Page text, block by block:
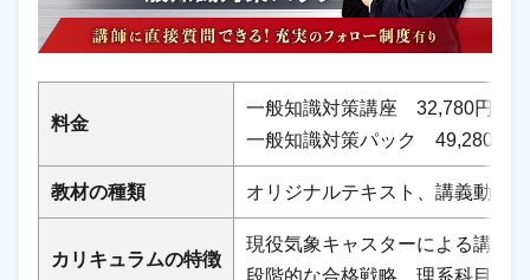
料金
一般知識対策講座 32,780円
一般知識対策パック 49,280円
教材の種類 オリジナルテキスト、講義動画
カリキュラムの特徴
現役気象キャスターによる講義
段階的な合格戦略、理系科目が